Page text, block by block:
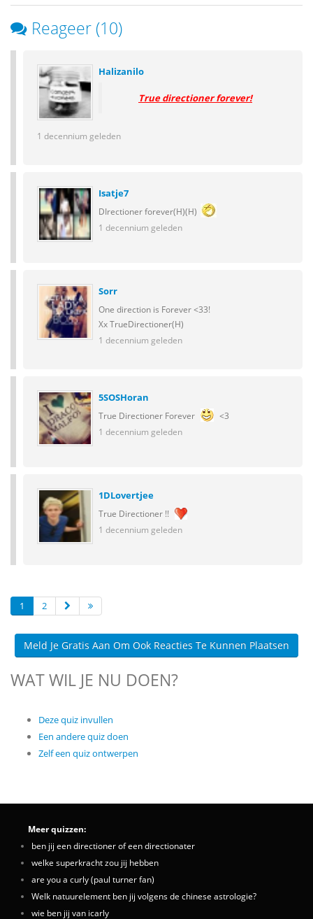
Reageer (10)
Halizanilo
True directioner forever!
1 decennium geleden
Isatje7
DIrectioner forever(H)(H)
1 decennium geleden
Sorr
One direction is Forever <33!
Xx TrueDirectioner(H)
1 decennium geleden
5SOSHoran
True Directioner Forever
<3
1 decennium geleden
1DLovertjee
True Directioner !!
1 decennium geleden
1 2
Meld Je Gratis Aan Om Ook Reacties Te Kunnen Plaatsen
WAT WIL JE NU DOEN?
Deze quiz invullen
Een andere quiz doen
Zelf een quiz ontwerpen
Meer quizzen:
ben jij een directioner of een directionater
welke superkracht zou jij hebben
are you a curly (paul turner fan)
Welk natuurelement ben jij volgens de chinese astrologie?
wie ben jij van icarly